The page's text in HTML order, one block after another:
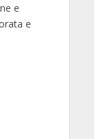
e
e